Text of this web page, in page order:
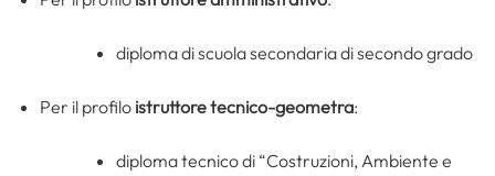
diploma di scuola secondaria di secondo grado
Per il profilo istruttore tecnico-geometra:
diploma tecnico di “Costruzioni, Ambiente e